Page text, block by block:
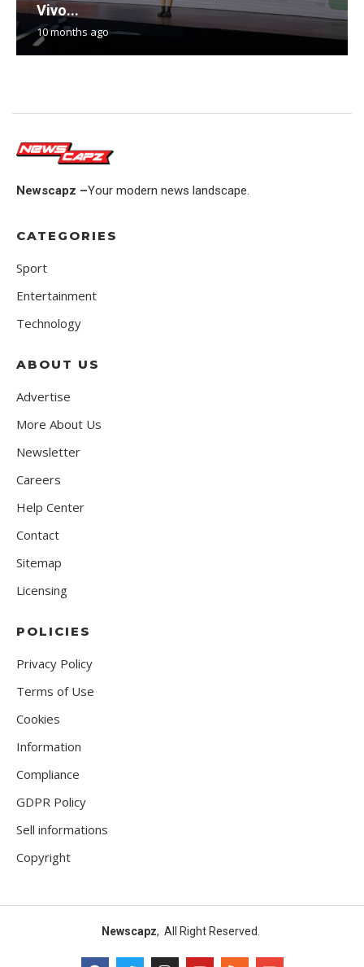
Vivo...
10 months ago
Newscapz –Your modern news landscape.
CATEGORIES
Sport
Entertainment
Technology
ABOUT US
Advertise
More About Us
Newsletter
Careers
Help Center
Contact
Sitemap
Licensing
POLICIES
Privacy Policy
Terms of Use
Cookies
Information
Compliance
GDPR Policy
Sell informations
Copyright
Newscapz, All Right Reserved.